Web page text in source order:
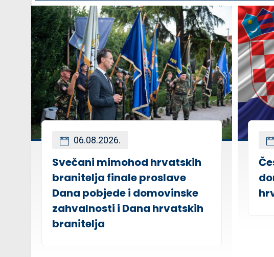
06.08.2026.
Svečani mimohod hrvatskih
branitelja finale proslave
Dana pobjede i domovinske
zahvalnosti i Dana hrvatskih
branitelja